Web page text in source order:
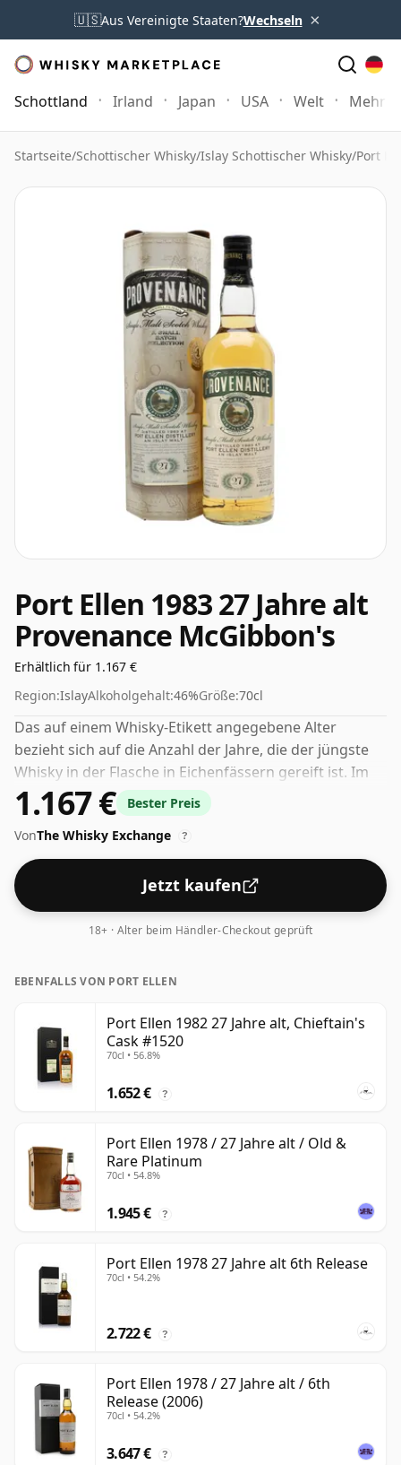
🇺🇸Aus Vereinigte Staaten?Wechseln ×
Schottland Irland Japan USA Welt Mehr
Startseite/Schottischer Whisky/Islay Schottischer Whisky/Port
Port Ellen 1983 27 Jahre alt
Provenance McGibbon's
Erhältlich für 1.167 €
Region:IslayAlkoholgehalt:46%Größe:70cl
Das auf einem Whisky-Etikett angegebene Alter
bezieht sich auf die Anzahl der Jahre, die der jüngste
Whisky in der Flasche in Eichenfässern gereift ist. Im
Fall dieses Scotch Whiskys aus Port Ellen sind das 27
Jahre. Es ist immer schön, Whiskys zu sehen, die mit
einem Alkoholgehalt von 46 % abgefüllt werden.
Dieser wird in der normalen Größe von 70 cl geliefert.
1.167 €
Bester Preis
VonThe Whisky Exchange ?
Jetzt kaufen
18+ · Alter beim Händler-Checkout geprüft
EBENFALLS VON PORT ELLEN
Port Ellen 1982 27 Jahre alt, Chieftain's
Cask #1520
70cl • 56.8%
1.652 € ?
Port Ellen 1978 / 27 Jahre alt / Old &
Rare Platinum
70cl • 54.8%
1.945 € ?
Port Ellen 1978 27 Jahre alt 6th Release
70cl • 54.2%
2.722 € ?
Port Ellen 1978 / 27 Jahre alt / 6th
Release (2006)
70cl • 54.2%
3.647 € ?